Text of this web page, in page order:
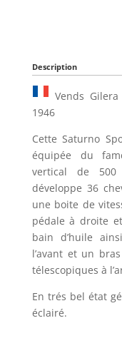
Description
Vends
1946
Cette Saturno
équipée du
vertical de
développe 36
une boite de
pédale à droite
bain d’huile
l’avant et un
télescopiques à
En trés bel état
éclairé.